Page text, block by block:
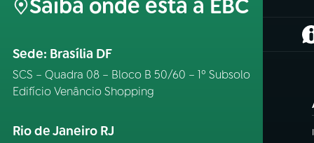
Saiba onde está a EBC
Sede: Brasília DF
SCS – Quadra 08 – Bloco B 50/60 – 1º Subsolo
Edifício Venâncio Shopping
Rio de Janeiro RJ